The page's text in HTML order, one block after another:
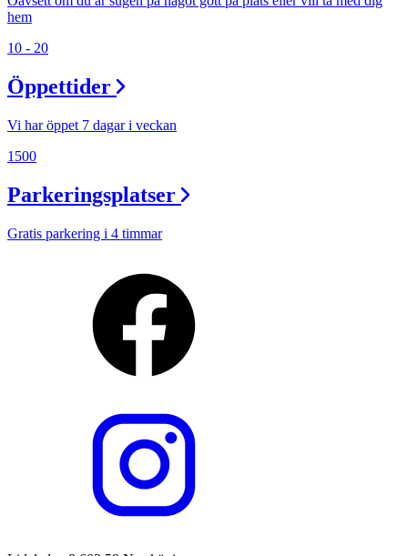
hem
10 - 20
Öppettider
Vi har öppet 7 dagar i veckan
1500
Parkeringsplatser
Gratis parkering i 4 timmar